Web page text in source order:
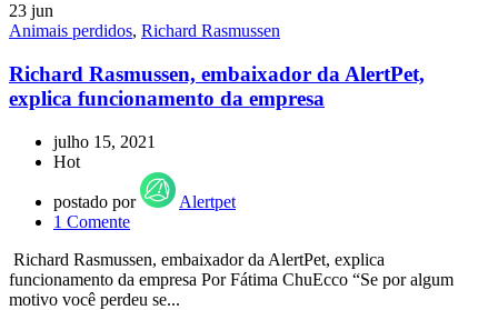
23 jun
Animais perdidos, Richard Rasmussen
Richard Rasmussen, embaixador da AlertPet,
explica funcionamento da empresa
julho 15, 2021
Hot
postado por
Alertpet
1 Comente
Richard Rasmussen, embaixador da AlertPet, explica
funcionamento da empresa Por Fátima ChuEcco “Se por algum
motivo você perdeu se...